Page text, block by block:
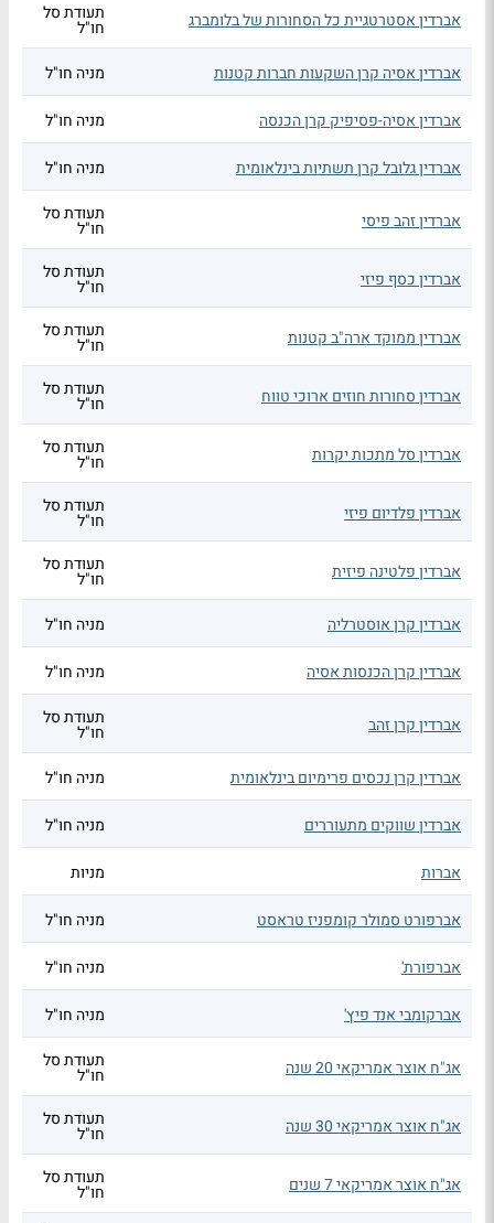
אברדין אסטרטגיית כל הסחורות של בלומברג תעודת סל
חו"ל
אברדין אסיה קרן השקעות חברות קטנות
מניה חו"ל
אברדין אסיה-פסיפיק קרן הכנסה מניה חו"ל
אברדין גלובל קרן תשתיות בינלאומית מניה חו"ל
אברדין זהב פיסי תעודת סל
חו"ל
אברדין כסף פיזי תעודת סל
חו"ל
אברדין ממוקד ארה"ב קטנות תעודת סל
חו"ל
אברדין סחורות חוזים ארוכי טווח תעודת סל
חו"ל
אברדין סל מתכות יקרות תעודת סל
חו"ל
אברדין פלדיום פיזי תעודת סל
חו"ל
אברדין פלטינה פיזית תעודת סל
חו"ל
אברדין קרן אוסטרליה
מניה חו"ל
אברדין קרן הכנסות אסיה מניה חו"ל
אברדין קרן זהב תעודת סל
חו"ל
אברדין קרן נכסים פרימיום בינלאומית
מניה חו"ל
אברדין שווקים מתעוררים מניה חו"ל
אברות מניות
אברפורט סמולר קומפניז טראסט מניה חו"ל
אברפורת' מניה חו"ל
אברקומבי אנד פיץ' מניה חו"ל
אג"ח אוצר אמריקאי 20 שנה תעודת סל
חו"ל
אג"ח אוצר אמריקאי 30 שנה תעודת סל
חו"ל
אג"ח אוצר אמריקאי 7 שנים תעודת סל
חו"ל